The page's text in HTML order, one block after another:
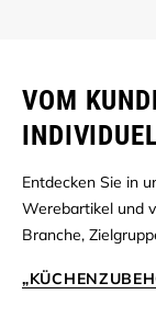
VOM
Entdecken Sie in
Werebartikel und
Branche,